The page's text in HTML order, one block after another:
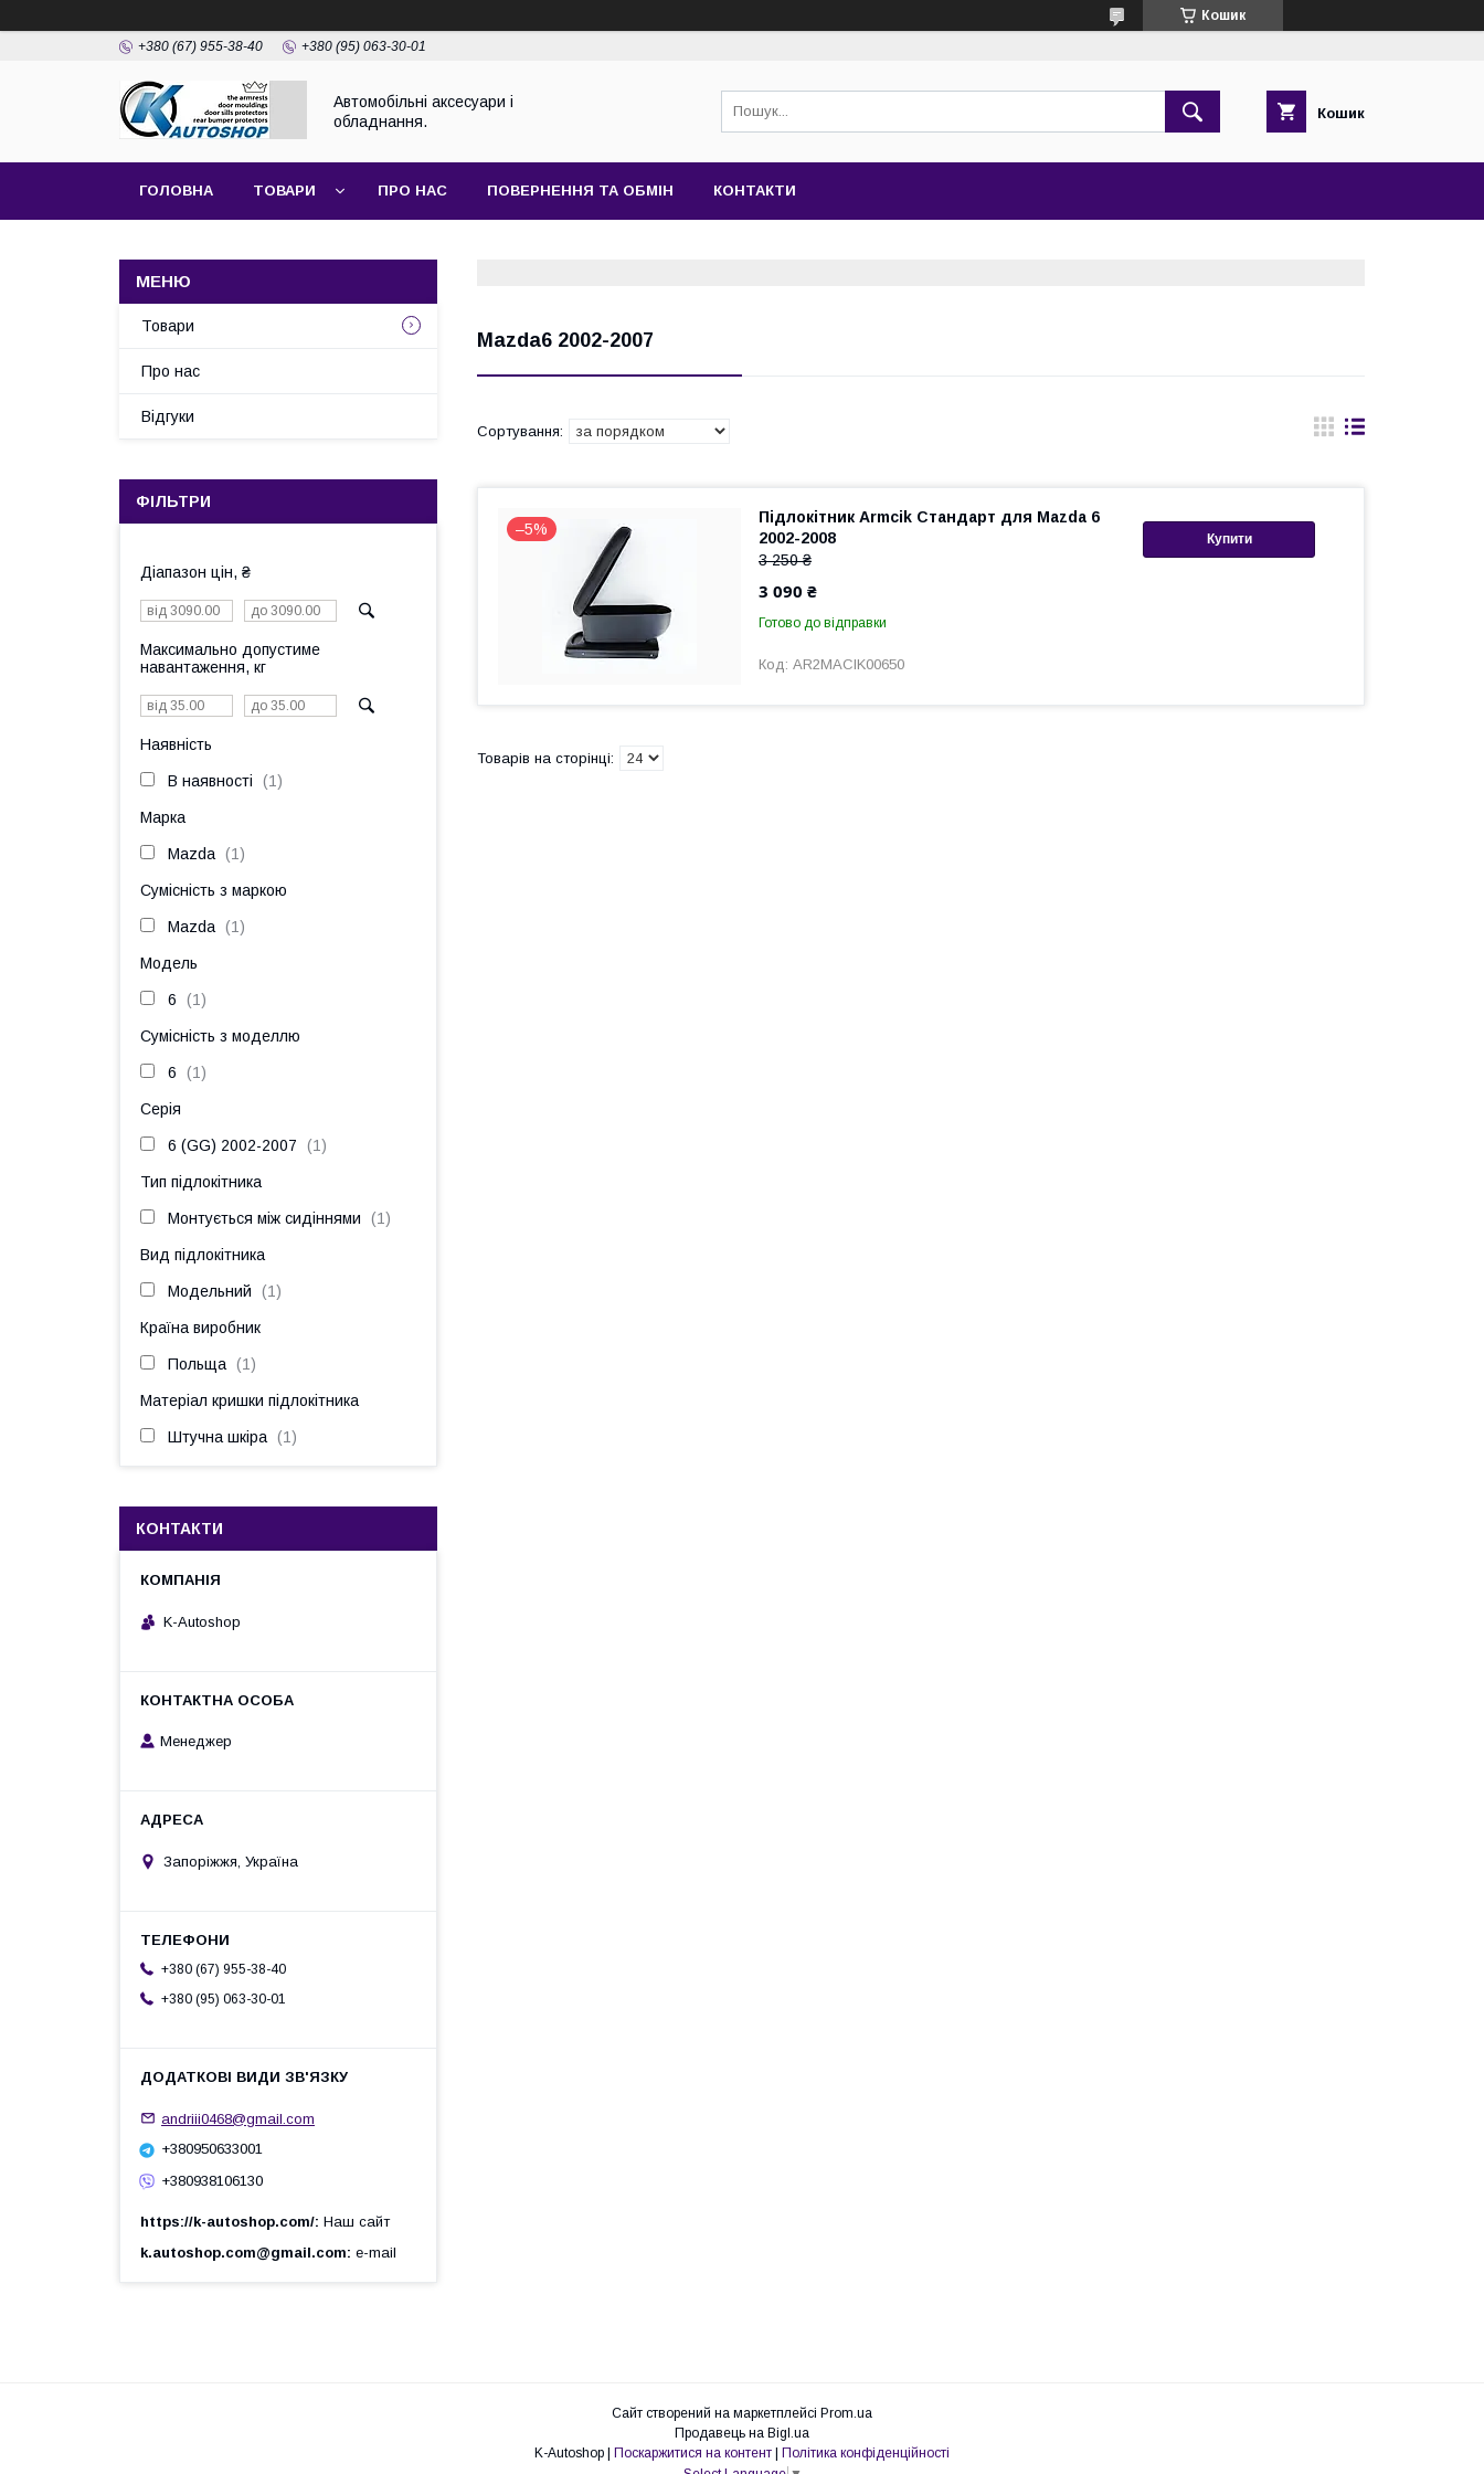
Кошик
+380 (67) 955-38-40 +380 (95) 063-30-01
Автомобільні аксесуари і
обладнання.
Кошик
ГОЛОВНА ТОВАРИ ПРО НАС ПОВЕРНЕННЯ ТА ОБМІН КОНТАКТИ
Mazda6 2002-2007
–5%
Купити
Підлокітник Armcik Стандарт для Mazda 6
2002-2008
3 250 ₴
3 090 ₴
Готово до відправки
AR2MACIK00650
Товари
Про нас
Відгуки
ФІЛЬТРИ
Діапазон цін, ₴
Максимально допустиме
навантаження, кг
Наявність
В наявності 1
Марка
Mazda 1
Сумісність з маркою
Mazda 1
Модель
6 1
Сумісність з моделлю
6 1
Серія
6 (GG) 2002-2007 1
Тип підлокітника
Монтується між сидіннями 1
Вид підлокітника
Модельний 1
Країна виробник
Польща 1
Матеріал кришки підлокітника
Штучна шкіра 1
КОНТАКТИ
K-Autoshop
Менеджер
Запоріжжя, Україна
+380 (67) 955-38-40
+380 (95) 063-30-01
andriii0468@gmail.com
+380950633001
+380938106130
https://k-autoshop.com/ Наш сайт
k.autoshop.com@gmail.com e-mail
Сайт створений на маркетплейсі Prom.ua
Продавець на Bigl.ua
Поскаржитися на контент
Політика конфіденційності